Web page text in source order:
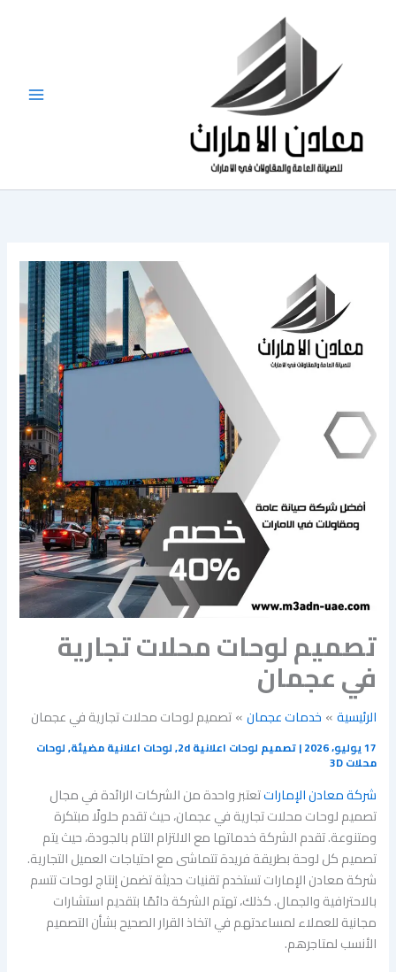
تصميم لوحات محلات تجارية
في عجمان
الرئيسية خدمات عجمان تصميم لوحات محلات تجارية في عجمان
17 يوليو، 2026 |تصميم لوحات اعلانية 2d ,لوحات اعلانية مضيئة,لوحات
محلات 3D
شركة معادن الإماراتتعتبر واحدة من الشركات الرائدة في مجال
تصميم لوحات محلات تجارية في عجمان، حيث تقدم حلولًا مبتكرة
ومتنوعة. تقدم الشركة خدماتها مع الالتزام التام بالجودة، حيث يتم
تصميم كل لوحة بطريقة فريدة تتماشى مع احتياجات العميل التجارية.
شركة معادن الإمارات تستخدم تقنيات حديثة تضمن إنتاج لوحات تتسم
بالاحترافية والجمال. كذلك، تهتم الشركة دائمًا بتقديم استشارات
مجانية للعملاء لمساعدتهم في اتخاذ القرار الصحيح بشأن التصميم
الأنسب لمتاجرهم.